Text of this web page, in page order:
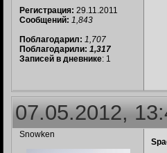
Регистрация: 29.11.2011
Сообщений: 1,843
Поблагодарил: 1,707
Поблагодарили: 1,317
Записей в дневнике: 1
07.05.2012,
Snowken